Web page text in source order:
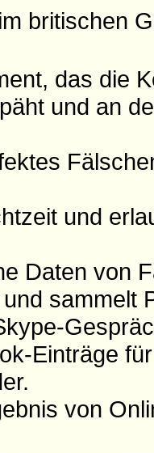
britischen
das die
und an
und
Daten von
sammelt
Einträge
von